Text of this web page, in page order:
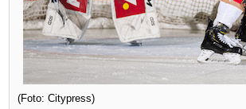
(Foto: Citypress)